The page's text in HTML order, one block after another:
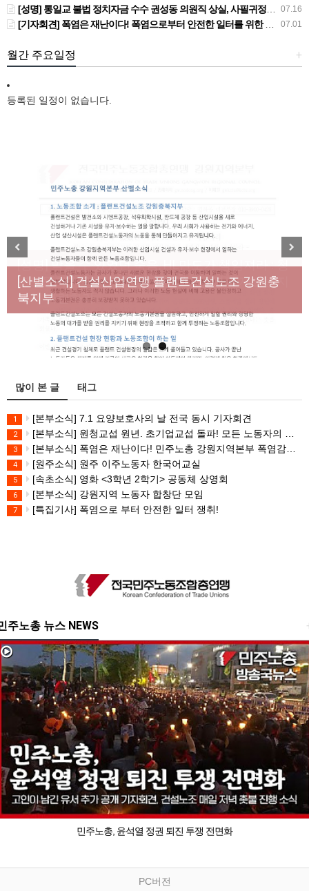
07.16
[성명] 통일교 불법 정치자금 수수 권성동 의원직 상실, 사필귀정이다
07.01
[기자회견] 폭염은 재난이다! 폭염으로부터 안전한 일터를 위한 민주노총 강원지역본부 폭염감시단 선포 기자회견
+
월간 주요일정
등록된 일정이 없습니다.
[성명] 막을 수 있었던 죽음, HL만도가 책임져라 : 청
년노동자 사망사고의 철저한 진상규명과 재발방지
대책 마련하라
[산별소식] 건설산업연맹 플랜트건설노조 강원충
북지부
Previous Next
많이 본 글 태그
1 [본부소식] 7.1 요양보호사의 날 전국 동시 기자회견
2 [본부소식] 원청교섭 원년. 초기업교섭 돌파! 모든 노동자의 노동기본권 쟁취! 민주노총 7.15 총파업대회
3 [본부소식] 폭염은 재난이다! 민주노총 강원지역본부 폭염감시단 선포 기자회견
4 [원주소식] 원주 이주노동자 한국어교실
5 [속초소식] 영화 <3학년 2학기> 공동체 상영회
6 [본부소식] 강원지역 노동자 합창단 모임
7 [특집기사] 폭염으로 부터 안전한 일터 쟁취!
주노총 뉴스 NEWS
민주노총, 윤석열 정권 퇴진 투쟁 전면화
PC버전